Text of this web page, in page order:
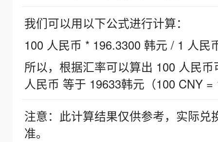
我们可以用以下公式进行计算：
100 人民币 * 196.3300 韩元 / 1 人民
所以，根据汇率可以算出 100 人民
人民币 等于 19633韩元（100 CNY =
注意：此计算结果仅供参考，实际
准。